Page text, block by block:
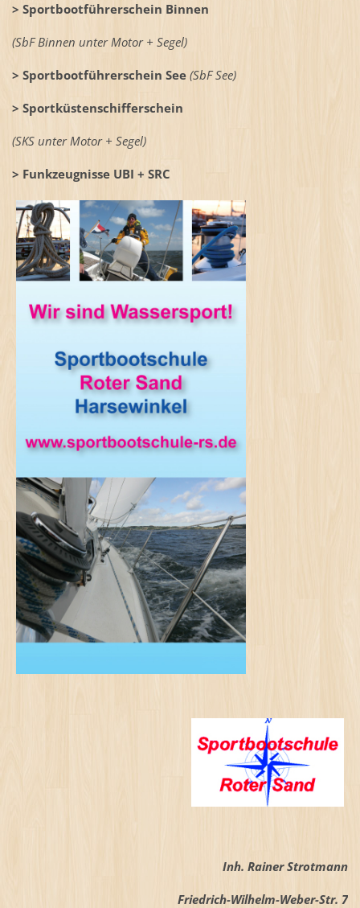
> Sportbootführerschein Binnen
(SbF Binnen unter Motor + Segel)
> Sportbootführerschein See (SbF See)
> Sportküstenschifferschein
(SKS unter Motor + Segel)
> Funkzeugnisse UBI + SRC
Inh. Rainer Strotmann
Friedrich-Wilhelm-Weber-Str. 7